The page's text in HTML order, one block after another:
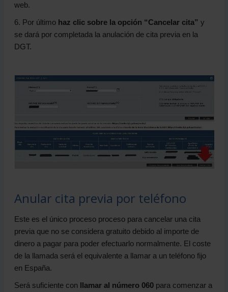
web.
6. Por último haz clic sobre la opción “Cancelar cita” y
se dará por completada la anulación de cita previa en la
DGT.
Anular cita previa por teléfono
Este es el único proceso proceso para cancelar una cita
previa que no se considera gratuito debido al importe de
dinero a pagar para poder efectuarlo normalmente. El coste
de la llamada será el equivalente a llamar a un teléfono fijo
en España.
Será suficiente con llamar al número 060para comenzar a